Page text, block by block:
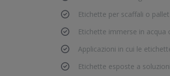
Etichette per scaffali o
Etichette immerse in
Applicazioni in cui le
Etichette esposte a